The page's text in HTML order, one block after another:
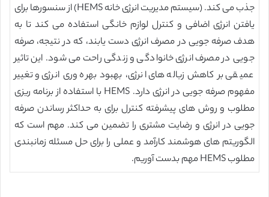
جذب می کند. (سیستم مدیریت انرژی خانه HEMS) از سنسورها برای
یافتن انرژی اضافی و کنترل لوازم خانگی استفاده می کند تا به
هدف صرفه جویی در مصرف انرژی دست یابند، که در نتیجه، صرفه
جویی در مصرف انرژی خانوادگی و زندگی راحت می شود. این تاثیر
عمیقی بر کاهش زباله های انرژی، بهبود بهره وری انرژی و تغییر
مفهوم صرفه جویی در انرژی دارد. HEMS با استفاده از برنامه ریزی
مطلوب و روش های پیشرفته کنترل برای به حداکثر رساندن صرفه
جویی در انرژی و رضایت مشتری را تضمین می کند. مهم است که
الگوریتم های هوشمند کارآمد و عملی را برای حل مسئله زمانبندی
مطلوب HEMS مهم بدست آوریم.